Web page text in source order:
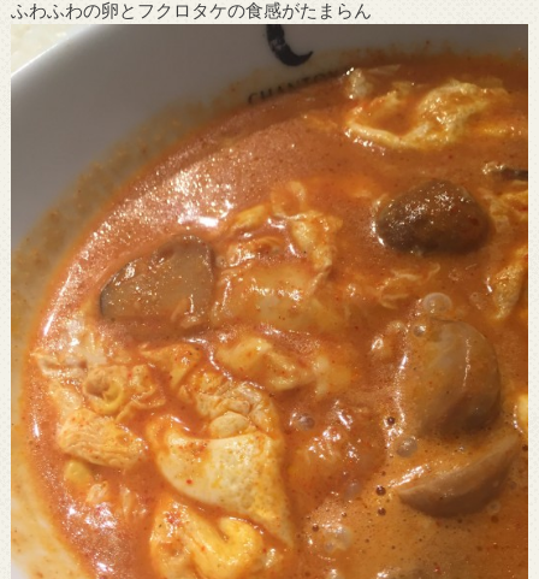
ふわふわの卵とフクロタケの食感がたまらん